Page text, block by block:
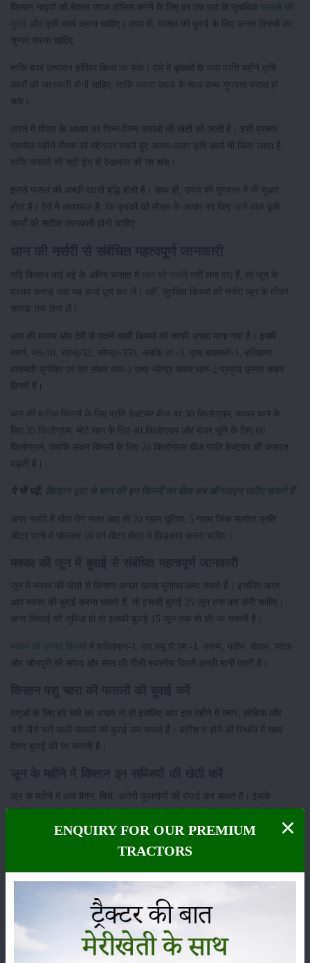
किसान भाइयों को बेहतर उपज हांसिल करने के लिए हर एक माह के मुताबिक
फसलों की
बुवाई
और कृषि कार्य करना चाहिए। साथ ही, फसल की बुवाई के लिए उन्नत किस्मों का
चुनाव करना चाहिए,
ताकि बंपर उत्पादन हांसिल किया जा सके। ऐसे में कृषकों के पास प्रति महीने कृषि
कार्यों की जानकारी होनी चाहिए, ताकि ज्यादा उपज के साथ उच्च गुणवत्ता प्राप्त हो
सके।
भारत में मौसम के आधार पर भिन्न-भिन्न फसलों की खेती की जाती है। इसी प्रकार
प्रत्येक महीने मौसम को मद्देनजर रखते हुए अलग-अलग कृषि कार्य भी किया जाता है,
ताकि फसलों की सही ढ़ंग से देखभाल की जा सके।
इससे फसल की अच्छी-खासी वृद्धि होती है। साथ ही, उपज की गुणवत्ता में भी सुधार
होता है। ऐसे में आवश्यक है, कि कृषकों को मौसम के आधार पर किए जाने वाले कृषि
कार्यों की सटीक जानकारी होनी चाहिए।
यदि किसान भाई मई के अंतिम सप्ताह में धान की नर्सरी नहीं लगा पाए हैं, तो जून के
प्रथम सप्ताह तक यह कार्य पूर्ण कर लें। वहीं, सुगंधित किस्मों की नर्सरी जून के तीसरे
सप्ताह तक लगा लें।
धान की मध्यम और देरी से पकने वाली किस्मों को काफी अच्छा माना गया है। इसमें
स्वर्ण, पंत-10, सरजू-52, नरेन्द्र-359, जबकि टा.-3, पूसा बासमती-1, हरियाणा
बासमती सुगंधित एवं पंत संकर धान-1 तथा नरेन्द्र संकर धान-2 प्रमुख उन्नत संकर
किस्में हैं।
धान की बारीक किस्मों के लिए प्रति हेक्टेयर बीज दर 30 किलोग्राम, मध्यम धान के
लिए 35 किलोग्राम, मोटे धान के लिए 40 किलोग्राम और बंजर भूमि के लिए 60
किलोग्राम, जबकि संकर किस्मों के लिए 20 किलोग्राम बीज प्रति हेक्टेयर की जरूरत
पड़ती है।
ये भी पढ़ें: किसान पूसा से धान की इन किस्मों का बीज अब ऑनलाइन खरीद सकते हैं
अगर नर्सरी में खैरा रोग नजर आए तो 20 ग्राम यूरिया, 5 ग्राम जिंक सल्फेट प्रति
लीटर पानी में घोलकर 10 वर्ग मीटर क्षेत्र में छिड़काव करना चाहिए।
जून में मक्का की खेती से किसान अच्छा खासा मुनाफा कमा सकते हैं। इसलिए अगर
आप मक्का की बुवाई करना चाहते हैं, तो इसकी बुवाई 25 जून तक कर लेनी चाहिए।
अगर सिंचाई की सुविधा हो तो इसकी बुवाई 15 जून तक भी की जा सकती है।
मक्का की उन्नत किस्मों
में शक्तिमान-1, एच.क्यू.पी.एम.-1, तरुण, नवीन, कंचन, श्वेता
और जौनपुरी की सफेद और मेरठ की पीली स्थानीय किस्में अच्छी मानी जाती हैं।
पशुओं के लिए हरे चारे का अभाव ना हो इसलिए आप इस महीने में ज्वार, लोबिया और
चरी जैसे चारे वाली फसलों की बुवाई कर सकते हैं। बारिश न होने की स्थिति में खाद
देकर बुवाई की जा सकती है।
जून के महीने में आप बैंगन, मिर्च, अगेती फूलगोभी की रोपाई कर सकते हैं। इसके
माह की जा सकती है।
भिंडी की उन्नत किस्मों में परभणी क्रांति, आजाद भिंडी, अर्का अनामिका, वर्षा, उपहार,
वी.आर.ओ.-5, वी.आर.ओ.-6 और आईआईवीआर-10 अच्छी मानी जाती है।
ENQUIRY FOR OUR PREMIUM
TRACTORS